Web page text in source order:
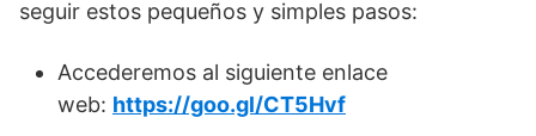
seguir estos pequeños y simples pasos:
Accederemos al siguiente enlace
web: https://goo.gl/CT5Hvf